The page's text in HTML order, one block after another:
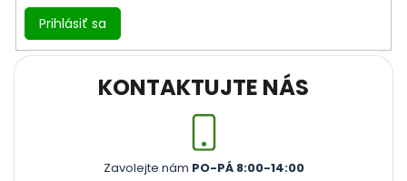
Prihlásiť sa
KONTAKTUJTE NÁS
Zavolejte nám PO-PÁ 8:00-14:00